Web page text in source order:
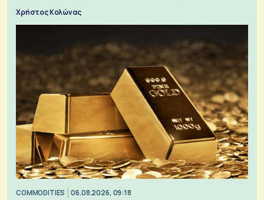
Χρήστος Κολώνας
COMMODITIES 06.08.2026, 09:18